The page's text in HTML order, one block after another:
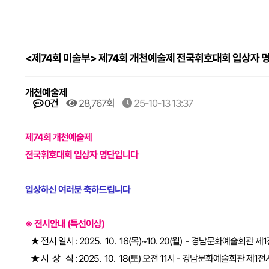
<제74회 미술부> 제74회 개천예술제 전국휘호대회 입상자
개천예술제
0건
28,767회 25-10-13 13:37
제74회 개천예술제
전국휘호대회 입상자 명단입니다
입상하신 여러분 축하드립니다
※ 전시안내 (특선이상)
★ 전시 일시 : 2025. 10. 16(목)~10. 20(월) - 경남문화예술회관 제1
★ 시 상 식 : 2025. 10. 18(토) 오전 11시 - 경남문화예술회관 제1전